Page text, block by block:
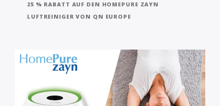
25 % RABATT AUF DEN HOMEPURE ZAYN
LUFTREINIGER VON QN EUROPE